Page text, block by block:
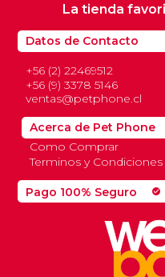
ayuda a
urinario del gato
Pago 100% Seguro check_circle
Datos de Contacto
+56 (2) 22469512
+56 (9) 3378 5146
ventas@petphone.cl
La tienda
Acerca de Pet Phone
Como Comprar
Terminos y Condiciones